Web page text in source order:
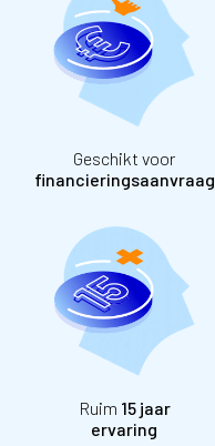
Geschikt voor
financieringsaanvraag
Ruim 15 jaar
ervaring